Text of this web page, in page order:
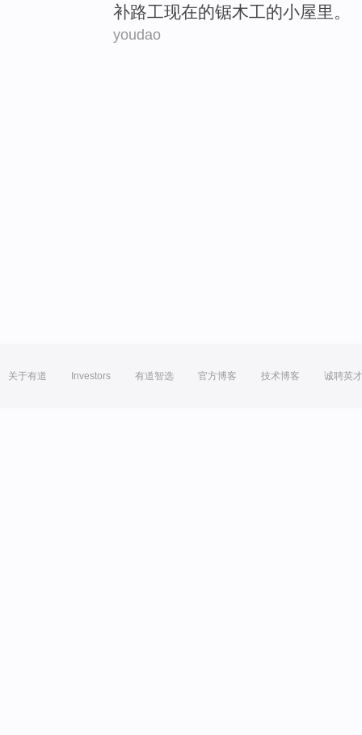
补路工现在的锯木工的小屋里。
youdao
关于有道 Investors 有道智选 官方博客 技术博客 诚聘英才